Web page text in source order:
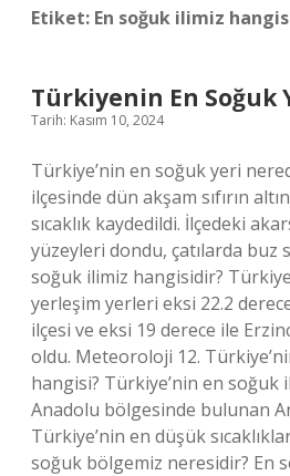
Etiket: En soğuk ilimiz
Türkiyenin En Soğuk
Tarih: Kasım 10, 2024
Türkiye’nin en soğuk yeri
ilçesinde dün akşam sıfırın
sıcaklık kaydedildi. İlçedeki
yüzeyleri dondu, çatılarda buz
soğuk ilimiz hangisidir?
yerleşim yerleri eksi 22.2
ilçesi ve eksi 19 derece ile
oldu. Meteoroloji 12.
hangisi? Türkiye’nin en soğuk
Anadolu bölgesinde bulunan
Türkiye’nin en düşük
soğuk bölgemiz neresidir? En